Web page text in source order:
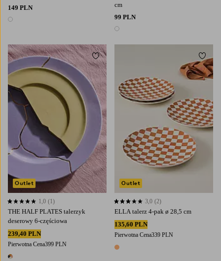
149 PLN
1 kolor
cm
99 PLN
1 kolor
THE HALF PLATES talerzyk
deserowy 6-częściowa
239,40 PLN
Pierwotna Cena399 PLN
1,0 opierając się na 1 ocenach
1,0 (1)
Outlet
Dodaj do ulubionych
ELLA talerz 4-pak ø 28,5 cm
135,60 PLN
Pierwotna Cena339 PLN
1 kolor
3,0 opierając się na 2 ocenach
3,0 (2)
Outlet